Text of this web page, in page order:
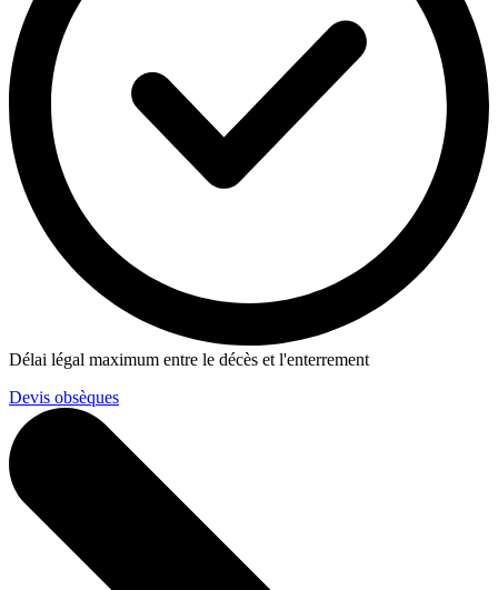
Délai légal maximum entre le décès et l'enterrement
Devis obsèques